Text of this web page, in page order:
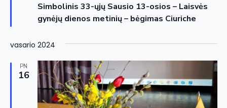
Simbolinis 33-ųjų Sausio 13-osios – Laisvės
gynėjų dienos metinių – bėgimas Ciuriche
vasario 2024
PN
16